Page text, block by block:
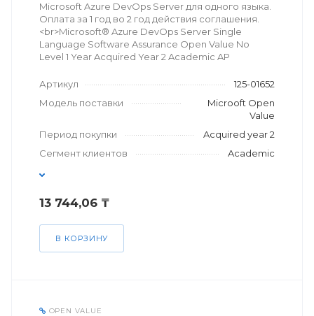
Microsoft Azure DevOps Server для одного языка.
Оплата за 1 год во 2 год действия соглашения.
<br>Microsoft® Azure DevOps Server Single
Language Software Assurance Open Value No
Level 1 Year Acquired Year 2 Academic AP
Артикул
125-01652
Модель поставки
Microoft Open
Value
Период покупки
Acquired year 2
Сегмент клиентов
Academic
13 744,06 ₸
В КОРЗИНУ
OPEN VALUE